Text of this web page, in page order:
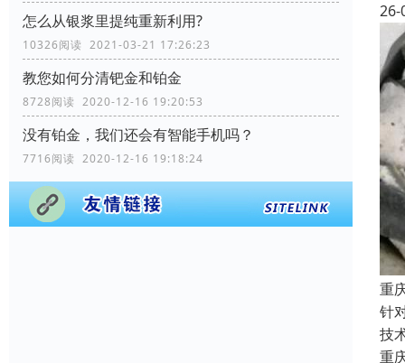
怎么从银浆里提纯重新利用?
10326阅读 2021-03-21 17:26:23
教您如何分清钯金和铂金
8728阅读 2020-12-16 19:20:53
没有铂金，我们还会有智能手机吗？
7716阅读 2020-12-16 19:18:24
26-
重
针
技
重